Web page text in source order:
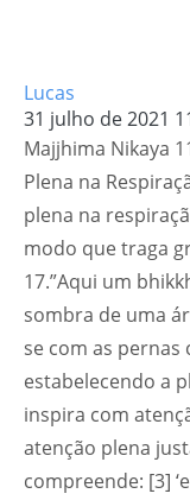
Lucas
31 julho de 2021
Majjhima Nikaya
Plena na
plena na
modo que traga
17.”Aqui um
sombra de uma
se com as
estabelecendo a
inspira com
atenção plena
compreende: [3]